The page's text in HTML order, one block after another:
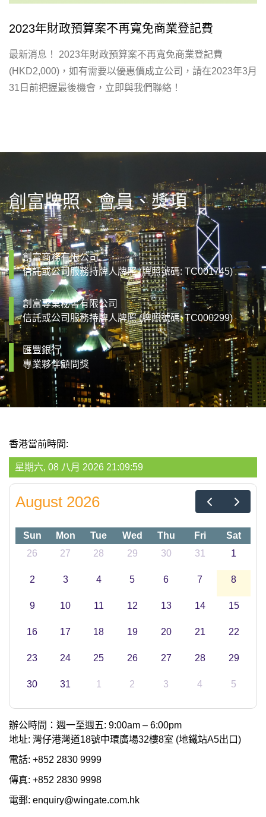
2023年財政預算案不再寬免商業登記費
最新消息！ 2023年財政預算案不再寬免商業登記費
(HKD2,000)，如有需要以優惠價成立公司，請在2023年3月
31日前把握最後機會，立即與我們聯絡！
創富牌照、會員、獎項
創富商務有限公司
信託或公司服務持牌人牌照 (牌照號碼: TC001745)
創富專業秘書有限公司
信託或公司服務持牌人牌照 (牌照號碼: TC000299)
匯豐銀行
專業夥伴顧問獎
香港當前時間:
星期六, 08 八月 2026 21:10:00
August 2026
Sun Mon Tue Wed Thu Fri
Sat
26
27 28 29 30 31 1
2 3 4 5 6 7 8
9 10 11 12 13 14 15
16 17 18 19 20 21 22
23 24 25 26 27 28 29
30 31 1 2 3 4 5
辦公時間：週一至週五: 9:00am – 6:00pm
地址: 灣仔港灣道18號中環廣場32樓8室 (地鐵站A5出口)
電話: +852 2830 9999
傳真: +852 2830 9998
電郵: enquiry@wingate.com.hk